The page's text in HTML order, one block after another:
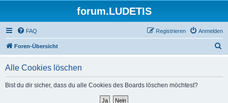
forum.LUDETIS
FAQ Anmelden
Registrieren
Foren-Übersicht
Alle Cookies löschen
Bist du dir sicher, dass du alle Cookies des Boards löschen möchtest?